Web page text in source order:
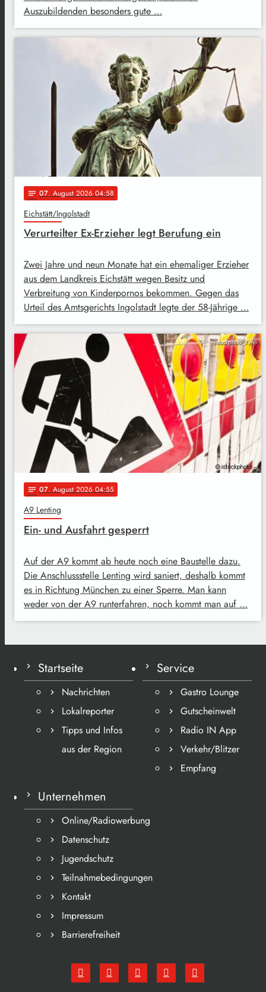
Auszubildenden besonders gute …
notes 07. August 2026 04:58
Eichstätt/Ingolstadt
Verurteilter Ex-Erzieher legt Berufung ein
Zwei Jahre und neun Monate hat ein ehemaliger Erzieher
aus dem Landkreis Eichstätt wegen Besitz und
Verbreitung von Kinderpornos bekommen. Gegen das
Urteil des Amtsgerichts Ingolstadt legte der 58-Jährige …
istockphoto_Xyno
notes 07. August 2026 04:55
A9 Lenting
Ein- und Ausfahrt gesperrt
Auf der A9 kommt ab heute noch eine Baustelle dazu.
Die Anschlussstelle Lenting wird saniert, deshalb kommt
es in Richtung München zu einer Sperre. Man kann
weder von der A9 runterfahren, noch kommt man auf …
Startseite
Nachrichten
Lokalreporter
Tipps und Infos
aus der Region
Service
Gastro Lounge
Gutscheinwelt
Radio IN App
Verkehr/Blitzer
Empfang
Unternehmen
Online/Radiowerbung
Datenschutz
Jugendschutz
Teilnahmebedingungen
Kontakt
Impressum
Barrierefreiheit